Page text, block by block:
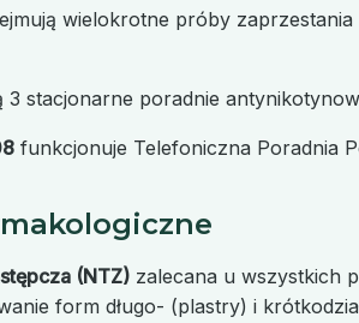
wielokrotne próby
3 stacjonarne poradnie
funkcjonuje Telefoniczna Poradnia
(NTZ) zalecana u wszystkich
form długo- (plastry) i